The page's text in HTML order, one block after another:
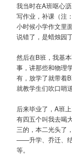
我当时在A班呕心
写作业，补课（注
小时候小学作文里
说错了，是蜡烛园
然后在B班，我基
事，讲那些和物理
有，放学了就带着
就教学生们吹口哨
后来毕业了，A班
有四五个叫我去喝
三的，本二光头了
——升学、乔迁、
等。